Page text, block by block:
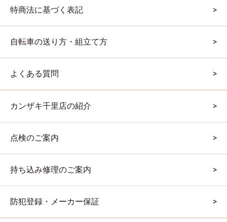
特商法に基づく表記
自転車の送り方・組立て方
よくある質問
カンザキ千里店の紹介
点検のご案内
持ち込み修理のご案内
防犯登録・メーカー保証